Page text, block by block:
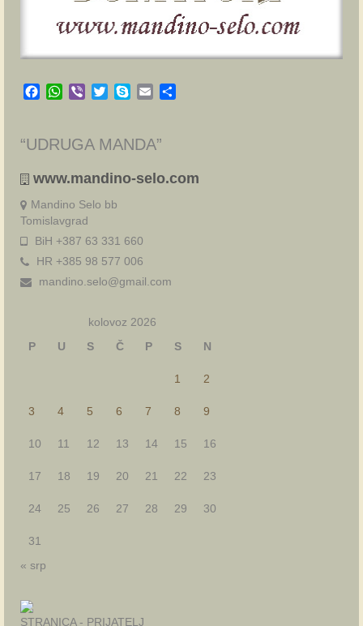
Facebook
WhatsApp
Viber TwitterSkypeEmail
“UDRUGA MANDA”
www.mandino-selo.com
Mandino Selo bb
Tomislavgrad
BiH +387 63 331 660
HR +385 98 577 006
mandino.selo@gmail.com
kolovoz 2026
P
U S Č P S N
1 2
3 4 5 6 7 8 9
10 11 12 13 14 15 16
17 18 19 20 21 22 23
24 25 26 27 28 29 30
31
« srp
STRANICA - PRIJATELJ